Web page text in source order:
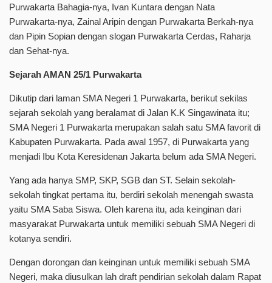
Purwakarta Bahagia-nya, Ivan Kuntara dengan Nata
Purwakarta-nya, Zainal Aripin dengan Purwakarta Berkah-nya
dan Pipin Sopian dengan slogan Purwakarta Cerdas, Raharja
dan Sehat-nya.
Sejarah AMAN 25/1 Purwakarta
Dikutip dari laman SMA Negeri 1 Purwakarta, berikut sekilas
sejarah sekolah yang beralamat di Jalan K.K Singawinata itu;
SMA Negeri 1 Purwakarta merupakan salah satu SMA favorit di
Kabupaten Purwakarta. Pada awal 1957, di Purwakarta yang
menjadi Ibu Kota Keresidenan Jakarta belum ada SMA Negeri.
Yang ada hanya SMP, SKP, SGB dan ST. Selain sekolah-
sekolah tingkat pertama itu, berdiri sekolah menengah swasta
yaitu SMA Saba Siswa. Oleh karena itu, ada keinginan dari
masyarakat Purwakarta untuk memiliki sebuah SMA Negeri di
kotanya sendiri.
Dengan dorongan dan keinginan untuk memiliki sebuah SMA
Negeri, maka diusulkan lah draft pendirian sekolah dalam Rapat